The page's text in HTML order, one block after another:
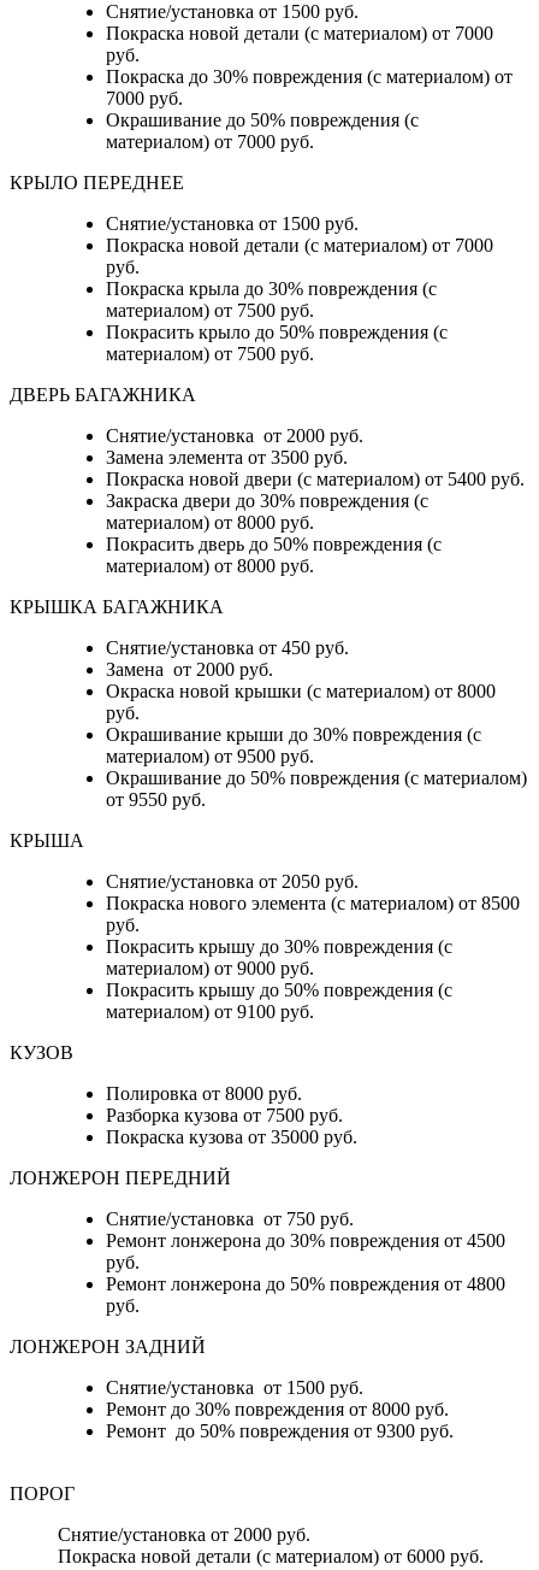
Снятие/установка от 1500 руб.
Покраска новой детали (с материалом) от 7000
руб.
Покраска до 30% повреждения (с материалом) от
7000 руб.
Окрашивание до 50% повреждения (с
материалом) от 7000 руб.
КРЫЛО ПЕРЕДНЕЕ
Снятие/установка от 1500 руб.
Покраска новой детали (с материалом) от 7000
руб.
Покраска крыла до 30% повреждения (с
материалом) от 7500 руб.
Покрасить крыло до 50% повреждения (с
материалом) от 7500 руб.
ДВЕРЬ БАГАЖНИКА
Снятие/установка от 2000 руб.
Замена элемента от 3500 руб.
Покраска новой двери (с материалом) от 5400 руб.
Закраска двери до 30% повреждения (с
материалом) от 8000 руб.
Покрасить дверь до 50% повреждения (с
материалом) от 8000 руб.
КРЫШКА БАГАЖНИКА
Снятие/установка от 450 руб.
Замена от 2000 руб.
Окраска новой крышки (с материалом) от 8000
руб.
Окрашивание крыши до 30% повреждения (с
материалом) от 9500 руб.
Окрашивание до 50% повреждения (с материалом)
от 9550 руб.
КРЫША
Снятие/установка от 2050 руб.
Покраска нового элемента (с материалом) от 8500
руб.
Покрасить крышу до 30% повреждения (с
материалом) от 9000 руб.
Покрасить крышу до 50% повреждения (с
материалом) от 9100 руб.
КУЗОВ
Полировка от 8000 руб.
Разборка кузова от 7500 руб.
Покраска кузова от 35000 руб.
ЛОНЖЕРОН ПЕРЕДНИЙ
Снятие/установка от 750 руб.
Ремонт лонжерона до 30% повреждения от 4500
руб.
Ремонт лонжерона до 50% повреждения от 4800
руб.
ЛОНЖЕРОН ЗАДНИЙ
Снятие/установка от 1500 руб.
Ремонт до 30% повреждения от 8000 руб.
Ремонт до 50% повреждения от 9300 руб.
ПОРОГ
Снятие/установка от 2000 руб.
Покраска новой детали (с материалом) от 6000 руб.